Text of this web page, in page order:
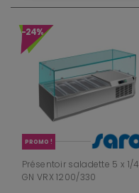
-24%
PROMO !
Présentoir saladette 5 x 1/4
GN VRX 1200/330